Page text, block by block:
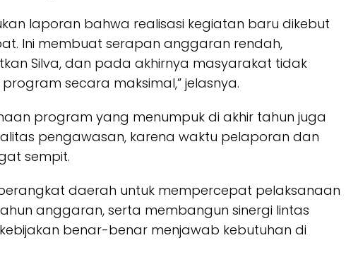
laporan bahwa realisasi kegiatan baru dikebut
Ini membuat serapan anggaran rendah,
Silva, dan pada akhirnya masyarakat tidak
secara maksimal,” jelasnya.
program yang menumpuk di akhir tahun juga
pengawasan, karena waktu pelaporan dan
sempit.
daerah untuk mempercepat pelaksanaan
anggaran, serta membangun sinergi lintas
benar-benar menjawab kebutuhan di